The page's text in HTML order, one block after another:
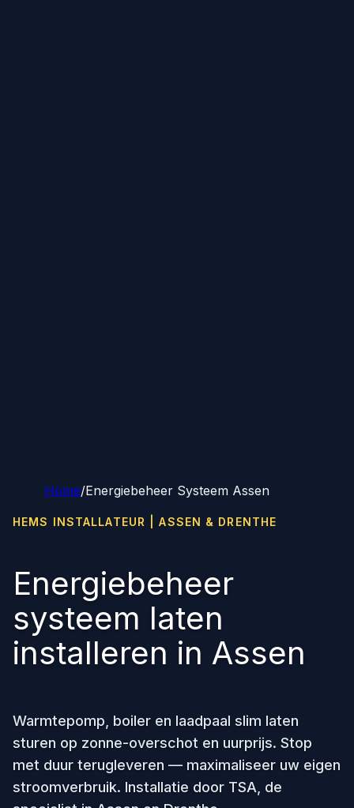
Home/Energiebeheer Systeem Assen
HEMS INSTALLATEUR | ASSEN & DRENTHE
Energiebeheer
systeem laten
installeren in Assen
Warmtepomp, boiler en laadpaal slim laten
sturen op zonne-overschot en uurprijs. Stop
met duur terugleveren — maximaliseer uw eigen
stroomverbruik. Installatie door TSA, de